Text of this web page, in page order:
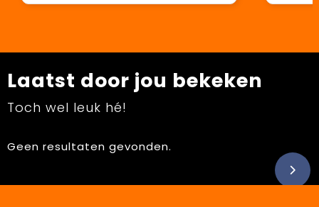
Laatst door jou bekeken
Toch wel leuk hé!
Geen resultaten gevonden.